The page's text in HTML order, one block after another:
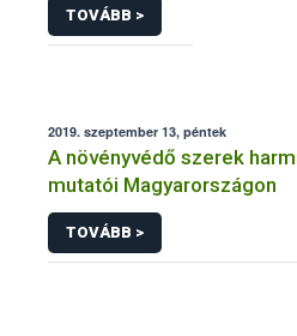
TOVÁBB >
2019. szeptember 13, péntek
A növényvédő szerek
mutatói Magyarországon
TOVÁBB >